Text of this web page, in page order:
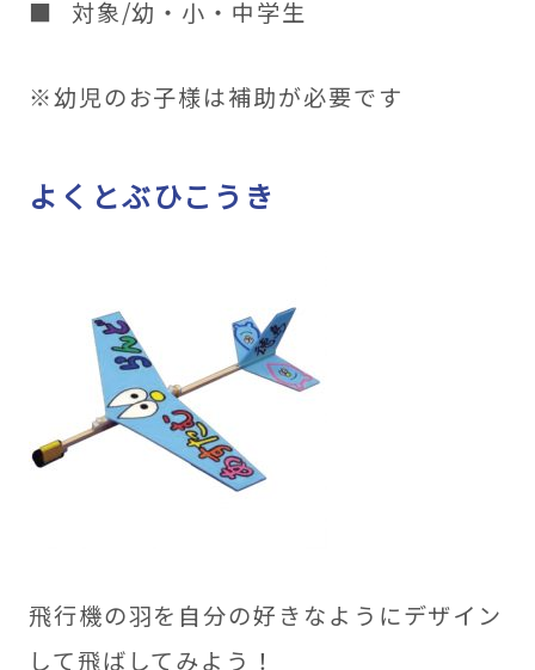
対象/幼・小・中学生
※幼児のお子様は補助が必要です
よくとぶひこうき
飛行機の羽を自分の好きなようにデザイン
して飛ばしてみよう！